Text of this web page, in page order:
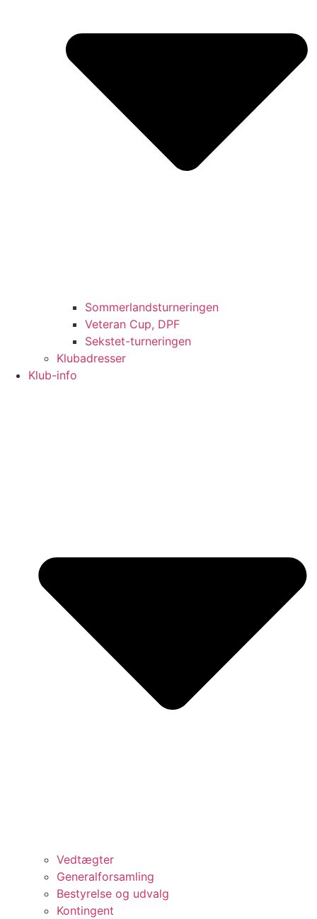
Sommerlandsturneringen
Veteran Cup, DPF
Sekstet-turneringen
Klubadresser
Klub-info
Vedtægter
Generalforsamling
Bestyrelse og udvalg
Kontingent